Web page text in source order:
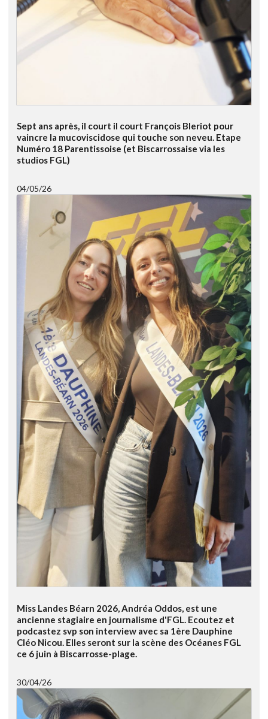
Sept ans après, il court il court François Bleriot pour
vaincre la mucoviscidose qui touche son neveu. Etape
Numéro 18 Parentissoise (et Biscarrossaise via les
studios FGL)
04/05/26
Miss Landes Béarn 2026, Andréa Oddos, est une
ancienne stagiaire en journalisme d'FGL. Ecoutez et
podcastez svp son interview avec sa 1ère Dauphine
Cléo Nicou. Elles seront sur la scène des Océanes FGL
ce 6 juin à Biscarrosse-plage.
30/04/26